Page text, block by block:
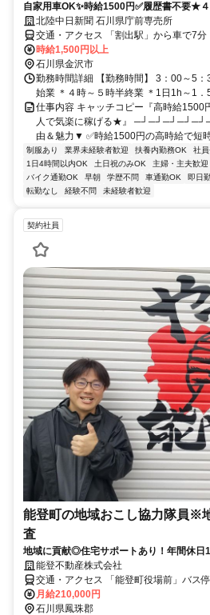
自家用車OK✨時給1500円✅履歴書不要★
北陸中日新聞 石川県庁前専売所
交通・アクセス 「割出駅」から車で7
時給1,500円以上
石川県金沢市
勤務時間詳細 【勤務時間】 3：00～5
始業 ＊４時～５時半終業 ＊1日1h～1．
仕事内容 キャッチコピー『高時給1500
人で気楽に稼げる★』
由＆魅力▼ ✅時給1500円の高時給で短
制服あり 業界未経験者歓迎 扶養内勤務OK 社
1日4時間以内OK
土日祝のみOK 主婦・主夫歓迎
バイク通勤OK
早朝 学歴不問 車通勤OK 即日
転勤なし
経験不問 未経験者歓迎
契約社員
能登町の地域おこし協力隊員※
査
地域に貢献◎住宅サポートあり！年間休日
能登不動産株式会社
交通・アクセス 「能登町役場前」バス
ス中央より車で1分 ＊車通勤OK(駐車場
あり
月給210,000円
石川県鳳珠郡